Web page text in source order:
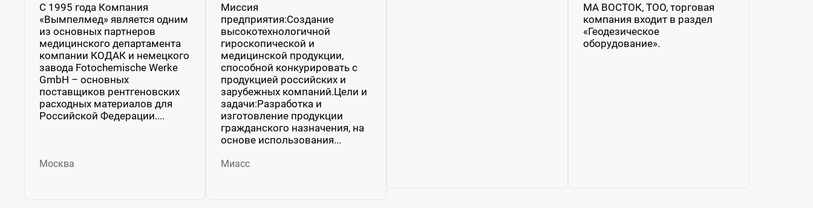
С 1995 года Компания
«Вымпелмед» является одним
из основных партнеров
медицинского департамента
компании КОДАК и немецкого
завода Fotochemische Werke
GmbH – основных
поставщиков рентгеновских
расходных материалов для
Российской Федерации....
Москва
Миссия
предприятия:Создание
высокотехнологичной
гироскопической и
медицинской продукции,
способной конкурировать с
продукцией российских и
зарубежных компаний.Цели и
задачи:Разработка и
изготовление продукции
гражданского назначения, на
основе использования...
Миасс
МА ВОСТОК, ТОО, торговая
компания входит в раздел
«Геодезическое
оборудование».